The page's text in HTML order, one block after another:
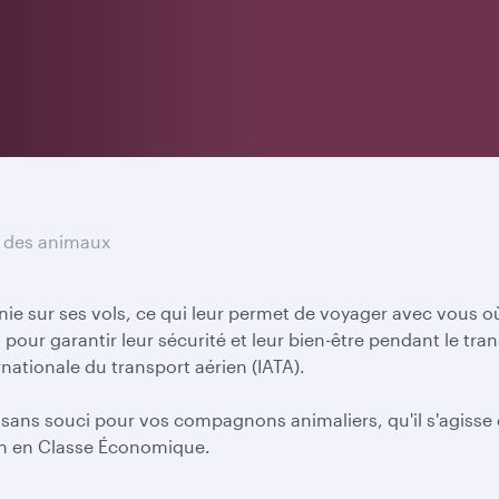
animaux
sur ses vols, ce qui leur permet de voyager avec vous
garantir leur sécurité et leur bien-être pendant le
du transport aérien (IATA).
souci pour vos compagnons animaliers, qu'il
en Classe Économique.